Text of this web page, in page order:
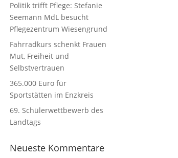
Politik trifft Pflege: Stefanie
Seemann MdL besucht
Pflegezentrum Wiesengrund
Fahrradkurs schenkt Frauen
Mut, Freiheit und
Selbstvertrauen
365.000 Euro für
Sportstätten im Enzkreis
69. Schülerwettbewerb des
Landtags
Neueste Kommentare